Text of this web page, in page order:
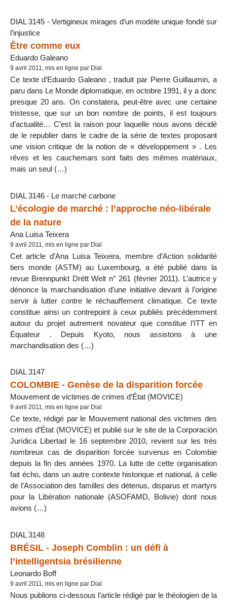
DIAL 3145 - Vertigineux mirages d’un modèle unique fondé sur
l’injustice
Être comme eux
Eduardo Galeano
9 avril 2011, mis en ligne par Dial
Ce texte d’Eduardo Galeano , traduit par Pierre Guillaumin, a
paru dans Le Monde diplomatique, en octobre 1991, il y a donc
presque 20 ans. On constatera, peut-être avec une certaine
tristesse, que sur un bon nombre de points, il est toujours
d’actualité… C’est la raison pour laquelle nous avons décidé
de le republier dans le cadre de la série de textes proposant
une vision critique de la notion de « développement » . Les
rêves et les cauchemars sont faits des mêmes matériaux,
mais un seul (…)
DIAL 3146 - Le marché carbone
L’écologie de marché : l’approche néo-libérale
de la nature
Ana Luisa Teixera
9 avril 2011, mis en ligne par Dial
Cet article d’Ana Luisa Teixeira, membre d’Action solidarité
tiers monde (ASTM) au Luxembourg, a été publié dans la
revue Brennpunkt Drëtt Welt n° 261 (février 2011). L’autrice y
dénonce la marchandisation d’une initiative devant à l’origine
servir à lutter contre le réchauffement climatique. Ce texte
constitue ainsi un contrepoint à ceux publiés précédemment
autour du projet autrement novateur que constitue l’ITT en
Équateur . Depuis Kyoto, nous assistons à une
marchandisation des (…)
DIAL 3147
COLOMBIE - Genèse de la disparition forcée
Mouvement de victimes de crimes d’État (MOVICE)
9 avril 2011, mis en ligne par Dial
Ce texte, rédigé par le Mouvement national des victimes des
crimes d’État (MOVICE) et publié sur le site de la Corporación
Jurídica Libertad le 16 septembre 2010, revient sur les très
nombreux cas de disparition forcée survenus en Colombie
depuis la fin des années 1970. La lutte de cette organisation
fait écho, dans un autre contexte historique et national, à celle
de l’Association des familles des détenus, disparus et martyrs
pour la Libération nationale (ASOFAMD, Bolivie) dont nous
avions (…)
DIAL 3148
BRÉSIL - Joseph Comblin : un défi à
l’intelligentsia brésilienne
Leonardo Boff
9 avril 2011, mis en ligne par Dial
Nous publions ci-dessous l’article rédigé par le théologien de la